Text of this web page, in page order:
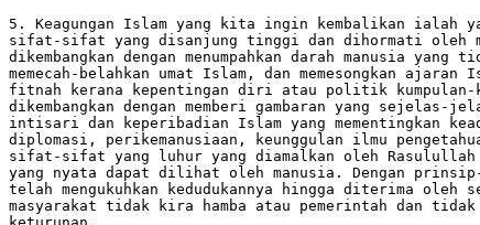
5. Keagungan Islam yang kita ingin kembalikan ialah
sifat-sifat yang disanjung tinggi dan dihormati oleh
dikembangkan dengan menumpahkan darah manusia yang
memecah-belahkan umat Islam, dan memesongkan ajaran
fitnah kerana kepentingan diri atau politik kumpulan-
dikembangkan dengan memberi gambaran yang sejelas-
intisari dan keperibadian Islam yang mementingkan
diplomasi, perikemanusiaan, keunggulan ilmu
sifat-sifat yang luhur yang diamalkan oleh Rasulullah
yang nyata dapat dilihat oleh manusia. Dengan
telah mengukuhkan kedudukannya hingga diterima oleh
masyarakat tidak kira hamba atau pemerintah dan